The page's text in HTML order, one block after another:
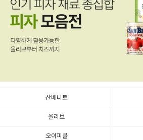
산베니토
올리브
오이피클